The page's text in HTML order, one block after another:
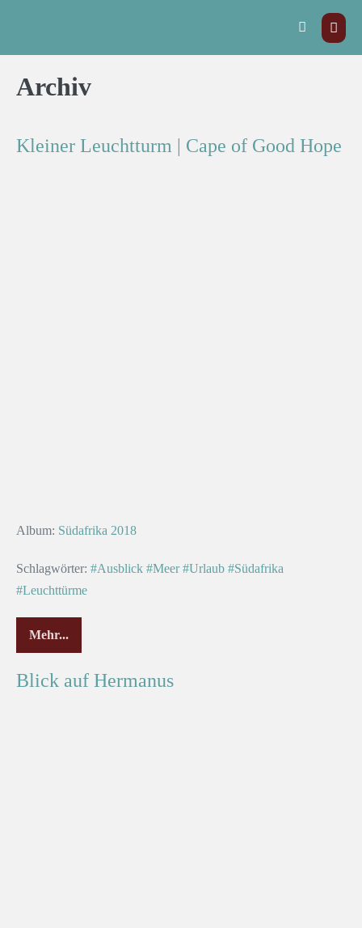
Archiv
Kleiner Leuchtturm | Cape of Good Hope
Album: Südafrika 2018
Schlagwörter: #Ausblick #Meer #Urlaub #Südafrika
#Leuchttürme
Mehr...
Blick auf Hermanus